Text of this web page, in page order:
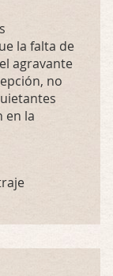
la falta de
agravante
no
en la